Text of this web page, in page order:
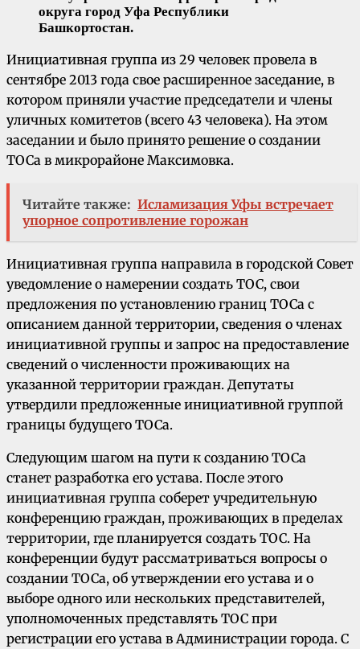
округа город Уфа Республики
Башкортостан.
Инициативная группа из 29 человек провела в
сентябре 2013 года свое расширенное заседание, в
котором приняли участие председатели и члены
уличных комитетов (всего 43 человека). На этом
заседании и было принято решение о создании
ТОСа в микрорайоне Максимовка.
Читайте также: Исламизация Уфы встречает
упорное сопротивление горожан
Инициативная группа направила в городской Совет
уведомление о намерении создать ТОС, свои
предложения по установлению границ ТОСа с
описанием данной территории, сведения о членах
инициативной группы и запрос на предоставление
сведений о численности проживающих на
указанной территории граждан. Депутаты
утвердили предложенные инициативной группой
границы будущего ТОСа.
Следующим шагом на пути к созданию ТОСа
станет разработка его устава. После этого
инициативная группа соберет учредительную
конференцию граждан, проживающих в пределах
территории, где планируется создать ТОС. На
конференции будут рассматриваться вопросы о
создании ТОСа, об утверждении его устава и о
выборе одного или нескольких представителей,
уполномоченных представлять ТОС при
регистрации его устава в Администрации города. С